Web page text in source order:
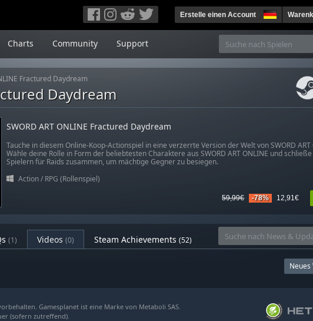
Erstelle einen Account
Charts Community Support
Fractured Daydream
Daydream
SWORD ART ONLINE Fractured Daydream
Tauche in diesem Online-Koop-Actionspiel in eine verzerrte Version der Welt von SWORD ART
Wähle deine Rolle in Form der beliebtesten Charaktere aus SWORD ART ONLINE und
Spielern für Raids zusammen, um mächtige Gegner zu besiegen.
Action/ RPG (Rollenspiel)
59,99€ -78% 12,91€
(1) Videos (0) Steam Achievements (52)
Neues
Gamesplanet ist eine Marke von Metaboli SAS.
(sofern zutreffend).